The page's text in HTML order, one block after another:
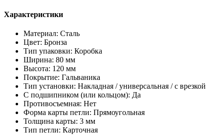
Характеристики
Материал: Сталь
Цвет: Бронза
Тип упаковки: Коробка
Ширина: 80 мм
Высота: 120 мм
Покрытие: Гальваника
Тип установки: Накладная / универсальная / с врезкой
С подшипником (или кольцом): Да
Противосъемная: Нет
Форма карты петли: Прямоугольная
Толщина карты: 3 мм
Тип петли: Карточная